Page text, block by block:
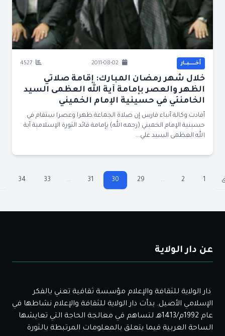
أخــــــبــار
خلال شهر رمضان المبارك: إقامة صلاتي
الظهر والعصر بإمامة آية الله العظمى السيد
الخامنئي في حسينية الإمام الخميني
أفادت وكالة أنباء فارس إن صلاة الجماعة ظهرا وعصرا ستقام في
حسينية الإمام الخميني (رحمه الله) بإمامة قائد الثورة الإسلامية آية
الله العظمى السيد علي...
1
2
...
29
30
31
...
33
34
عن دار الولاية
دار الولاية للثقافة والإعلام مؤسسة ثقافية تعني بالفكر
الإسلامي الأصيل. بدأت دار الولاية للثقافة والإعلام نشاطها في
عام 1992م/1413هـ لتساهم في معالجة الحاجة التي تعايشها
الساحة العربية فيما يتعلق بالمعلومات المرتبطة بالثورة